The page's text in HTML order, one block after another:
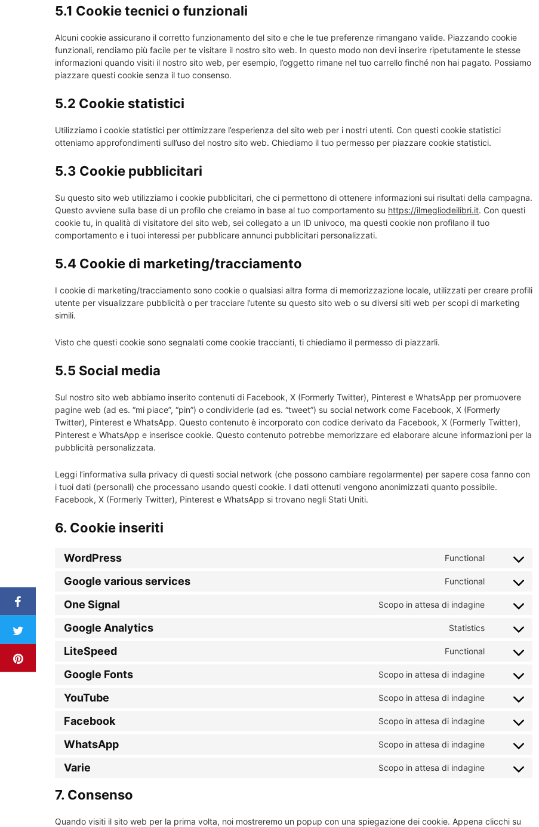
5.1 Cookie tecnici o funzionali
Alcuni cookie assicurano il corretto funzionamento del sito e che le tue preferenze rimangano valide. Piazzando cookie
funzionali, rendiamo più facile per te visitare il nostro sito web. In questo modo non devi inserire ripetutamente le stesse
informazioni quando visiti il nostro sito web, per esempio, l’oggetto rimane nel tuo carrello finché non hai pagato. Possiamo
piazzare questi cookie senza il tuo consenso.
5.2 Cookie statistici
Utilizziamo i cookie statistici per ottimizzare l’esperienza del sito web per i nostri utenti. Con questi cookie statistici
otteniamo approfondimenti sull’uso del nostro sito web. Chiediamo il tuo permesso per piazzare cookie statistici.
5.3 Cookie pubblicitari
Su questo sito web utilizziamo i cookie pubblicitari, che ci permettono di ottenere informazioni sui risultati della campagna.
Questo avviene sulla base di un profilo che creiamo in base al tuo comportamento su https://ilmegliodeilibri.it. Con questi
cookie tu, in qualità di visitatore del sito web, sei collegato a un ID univoco, ma questi cookie non profilano il tuo
comportamento e i tuoi interessi per pubblicare annunci pubblicitari personalizzati.
5.4 Cookie di marketing/tracciamento
I cookie di marketing/tracciamento sono cookie o qualsiasi altra forma di memorizzazione locale, utilizzati per creare profili
utente per visualizzare pubblicità o per tracciare l’utente su questo sito web o su diversi siti web per scopi di marketing
simili.
Visto che questi cookie sono segnalati come cookie traccianti, ti chiediamo il permesso di piazzarli.
5.5 Social media
Sul nostro sito web abbiamo inserito contenuti di Facebook, X (Formerly Twitter), Pinterest e WhatsApp per promuovere
pagine web (ad es. “mi piace”, “pin”) o condividerle (ad es. “tweet”) su social network come Facebook, X (Formerly
Twitter), Pinterest e WhatsApp. Questo contenuto è incorporato con codice derivato da Facebook, X (Formerly Twitter),
Pinterest e WhatsApp e inserisce cookie. Questo contenuto potrebbe memorizzare ed elaborare alcune informazioni per la
pubblicità personalizzata.
Leggi l’informativa sulla privacy di questi social network (che possono cambiare regolarmente) per sapere cosa fanno con
i tuoi dati (personali) che processano usando questi cookie. I dati ottenuti vengono anonimizzati quanto possibile.
Facebook, X (Formerly Twitter), Pinterest e WhatsApp si trovano negli Stati Uniti.
6. Cookie inseriti
WordPress Functional
Consent
wordpress
Google various services Functional
Consent
google-
services
One Signal Scopo in attesa di indagine
Consent
one-
Google Analytics Statistics
Consent
google-
LiteSpeed Functional
Consent
litespeed
Google Fonts Scopo in attesa di indagine
Consent
google-
YouTube Scopo in attesa di indagine
Consent
youtube
Facebook Scopo in attesa di indagine
Consent
facebook
WhatsApp Scopo in attesa di indagine
Consent
Varie Scopo in attesa di indagine
Consent
varie
7. Consenso
Quando visiti il sito web per la prima volta, noi mostreremo un popup con una spiegazione dei cookie. Appena clicchi su